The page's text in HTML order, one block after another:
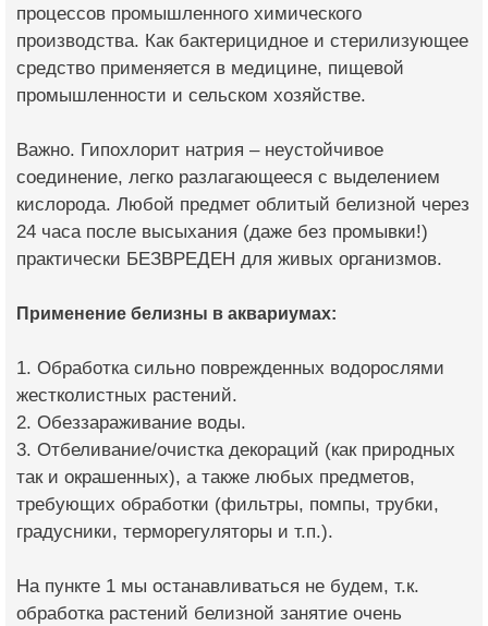
процессов промышленного химического
производства. Как бактерицидное и стерилизующее
средство применяется в медицине, пищевой
промышленности и сельском хозяйстве.
Важно. Гипохлорит натрия – неустойчивое
соединение, легко разлагающееся с выделением
кислорода. Любой предмет облитый белизной через
24 часа после высыхания (даже без промывки!)
практически БЕЗВРЕДЕН для живых организмов.
Применение белизны в аквариумах:
1. Обработка сильно поврежденных водорослями
жестколистных растений.
2. Обеззараживание воды.
3. Отбеливание/очистка декораций (как природных
так и окрашенных), а также любых предметов,
требующих обработки (фильтры, помпы, трубки,
градусники, терморегуляторы и т.п.).
На пункте 1 мы останавливаться не будем, т.к.
обработка растений белизной занятие очень